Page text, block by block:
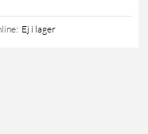
: Ej i lager